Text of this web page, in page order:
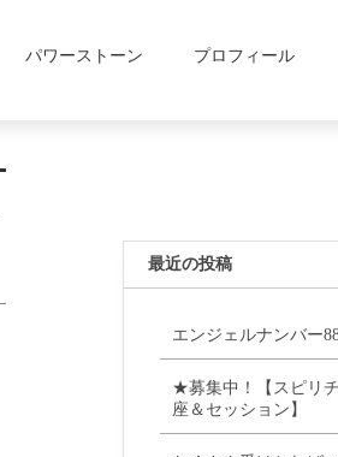
パワーストーン プロフィール
最近の投稿
エンジェルナンバー
★募集中！【スピリ
座＆セッション】